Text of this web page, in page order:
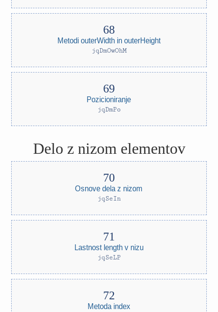
Metodi outerWidth in outerHeight
jqDmOwOhM
Pozicioniranje
jqDmPo
Delo z nizom elementov
Osnove dela z nizom
jqSeIn
Lastnost length v nizu
jqSeLP
Metoda index